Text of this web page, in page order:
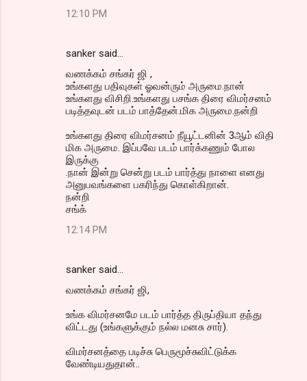
12:10 PM
sanker said…
வணக்கம் சங்கர் ஜி ,
உங்களது பதிவுகள் ஓவன்ரும் அருமை.நான்
உங்களது விசிறி.உங்களது பசங்க திரை விமர்சனம்
படித்தவுடன் படம் பாத்தேன்.மிக அருமை.நன்றி
உங்களது திரை விமர்சனம் நீயூட்டனின் 3ஆம் விதி
மிக அருமை. இப்பவே படம் பார்க்கணும் போல
இருக்கு
.நான் இன்று சென்று படம் பார்த்து நாளை எனது
அனுபவங்களை பகரிந்து கொள்கிறான்.
நன்றி
சங்க்
12:14 PM
sanker said…
வணக்கம் சங்கர் ஜி,
உங்க விமர்சனமே படம் பார்த்த திருப்தியா தந்து
விட்டது (உங்களுக்கும் நல்ல மனசு சார்).
விமர்சனத்தை படிச்சு பெருமூச்சுவிட்டுக்க
வேண்டியதுதான்..